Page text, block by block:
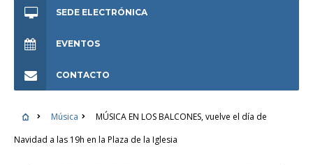
SEDE ELECTRÓNICA
EVENTOS
CONTACTO
Música
MÚSICA EN LOS BALCONES, vuelve el día de
Navidad a las 19h en la Plaza de la Iglesia